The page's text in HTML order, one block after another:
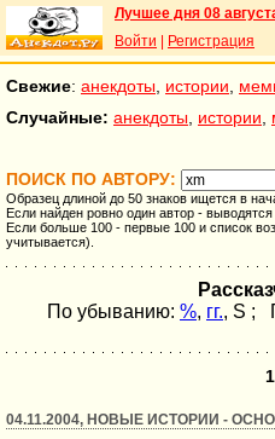
Лучшее дня 08
Войти
Регистрация
Свежие: анекдоты истории
Случайные: анекдоты истории
ПОИСК ПО АВТОРУ:
Образец длиной до 50 знаков ищется в
Если найден ровно один автор - выводятся
Если больше 100 - первые 100 и список
учитывается).
По убыванию: %, гг., S ;
1
04.11.2004, НОВЫЕ ИСТОРИИ -